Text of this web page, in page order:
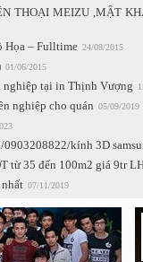
THOẠI MEIZU ,MẬT
Họa – Fulltime 24/08/2015
01/06/2015
nghiệp tại in Thịnh Vượng
nghiệp cho quán 05/09/2019
kính 3D
từ 35 đến 100m2 giá 9tr
07/11/2019